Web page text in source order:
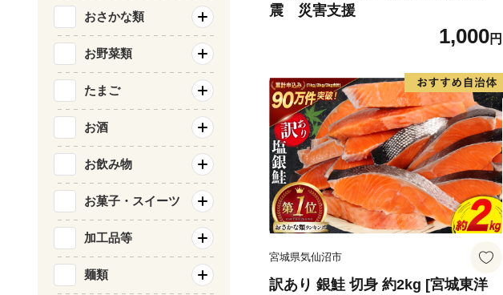
震 災害支援
1,000円
宮城県気仙沼市
訳あり 銀鮭 切身 約2kg [宮城東洋
おさかな類
お野菜類
たまご
お酒
お飲み物
お菓子・スイーツ
加工品等
麺類